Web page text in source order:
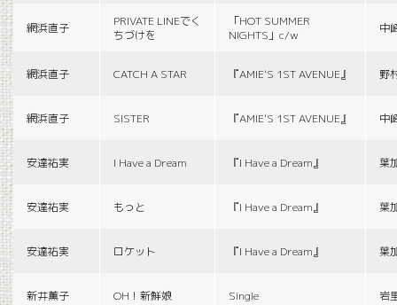
網浜直子
PRIVATE LINEでく
ちづけを
「HOT SUMMER
NIGHTS」c/w
中
網浜直子 CATCH A STAR 『AMIE'S 1ST AVENUE』 野
網浜直子 SISTER 『AMIE'S 1ST AVENUE』 中
安達祐実 I Have a Dream 『I Have a Dream』 葉
安達祐実 もっと 『I Have a Dream』 葉
安達祐実 ロケット 『I Have a Dream』 葉
新井薫子 OH！新鮮娘 Single 岩